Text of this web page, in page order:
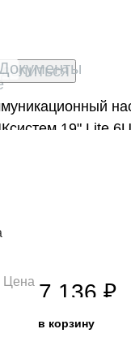
шкаф
МИКсистем
шкаф
19" Lite
Цена 7 136 ₽
в корзину